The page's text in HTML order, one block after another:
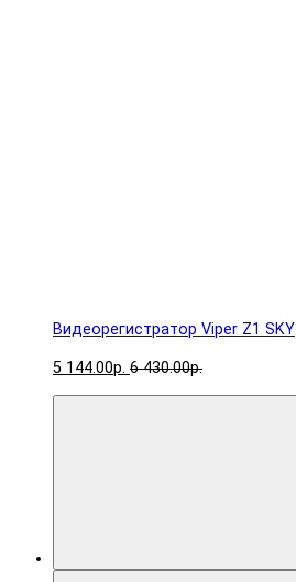
Видеорегистратор Viper Z1 SKY
5 144.00р. 6 430.00р.